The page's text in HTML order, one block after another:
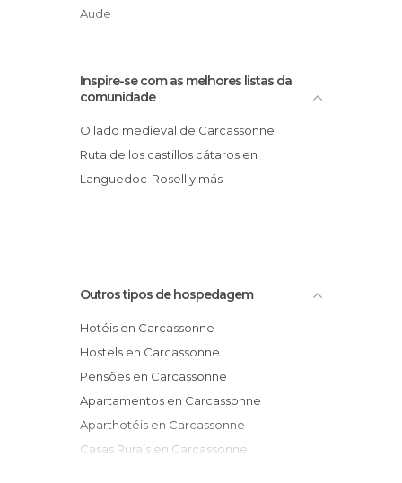
Hotel Best Western Donjon
Aude
Inspire-se com as melhores listas da
comunidade
O lado medieval de Carcassonne
Ruta de los castillos cátaros en
Languedoc-Rosell y más
Outros tipos de hospedagem
Hotéis en Carcassonne
Hostels en Carcassonne
Pensões en Carcassonne
Apartamentos en Carcassonne
Aparthotéis en Carcassonne
Casas Rurais en Carcassonne